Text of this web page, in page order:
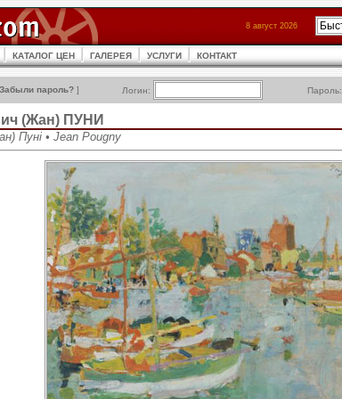
8 август 2026
КАТАЛОГ ЦЕН ГАЛЕРЕЯ УСЛУГИ КОНТАКТ
Забыли пароль? ] Логин: Пароль:
(Жан) ПУНИ
Пуні • Jean Pougny